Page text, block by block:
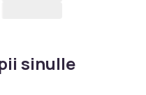
sinulle